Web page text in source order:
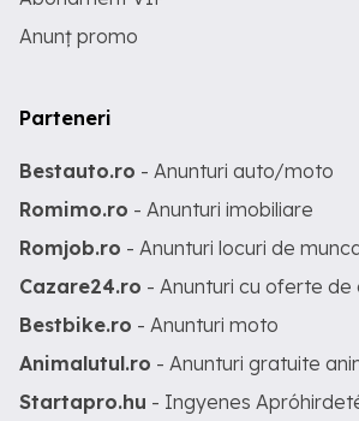
Anunț promo
Parteneri
Bestauto.ro - Anunturi auto/moto
Romimo.ro - Anunturi imobiliare
Romjob.ro - Anunturi locuri de
Cazare24.ro - Anunturi cu oferte de
Bestbike.ro - Anunturi moto
Animalutul.ro - Anunturi gratuite
Startapro.hu - Ingyenes